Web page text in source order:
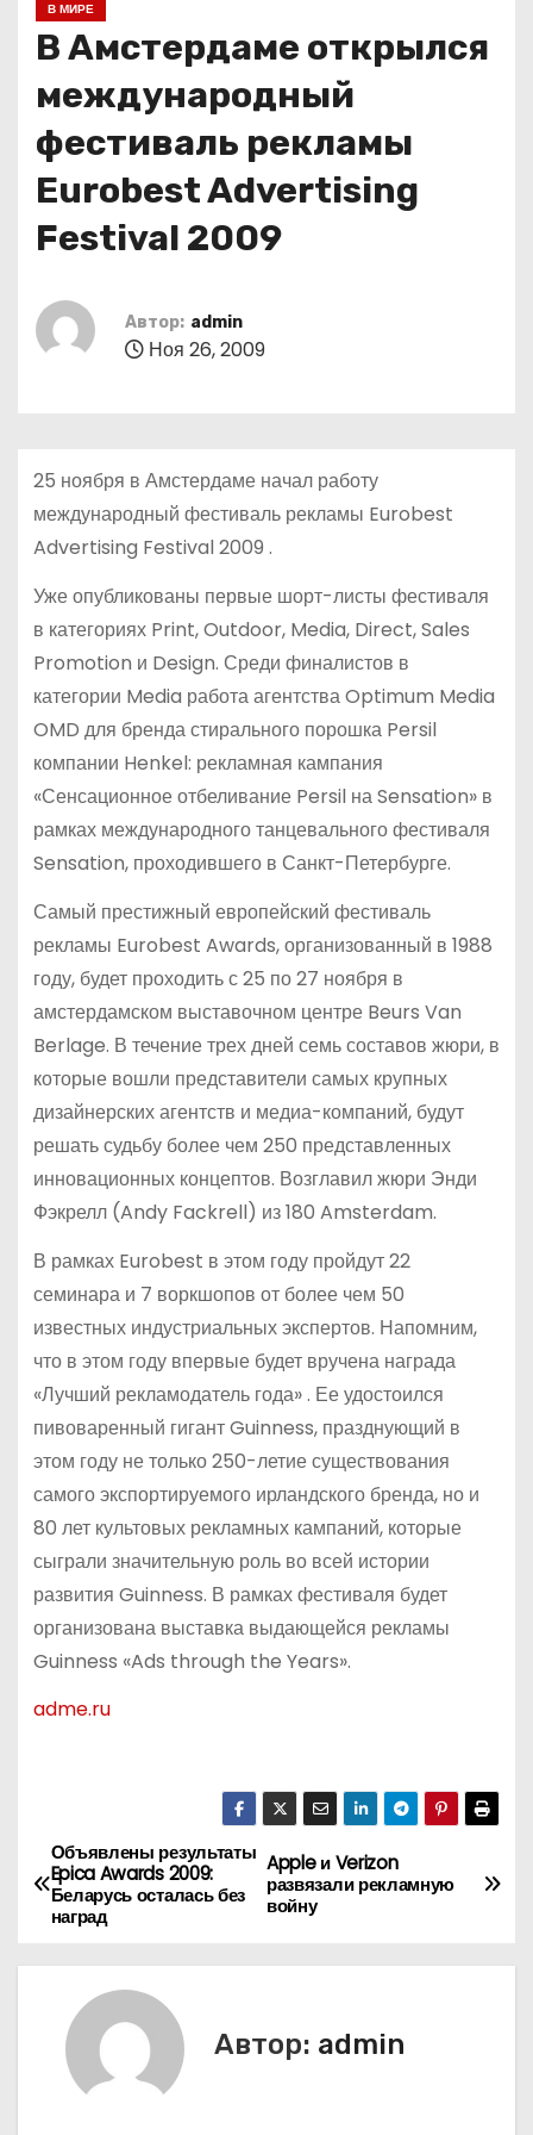
В МИРЕ
В Амстердаме открылся
международный
фестиваль рекламы
Eurobest Advertising
Festival 2009
Автор: admin
Ноя 26, 2009
25 ноября в Амстердаме начал работу
международный фестиваль рекламы Eurobest
Advertising Festival 2009 .
Уже опубликованы первые шорт-листы фестиваля
в категориях Print, Outdoor, Media, Direct, Sales
Promotion и Design. Среди финалистов в
категории Media работа агентства Optimum Media
OMD для бренда стирального порошка Persil
компании Henkel: рекламная кампания
«Сенсационное отбеливание Persil на Sensation» в
рамках международного танцевального фестиваля
Sensation, проходившего в Санкт-Петербурге.
Самый престижный европейский фестиваль
рекламы Eurobest Awards, организованный в 1988
году, будет проходить с 25 по 27 ноября в
амстердамском выставочном центре Beurs Van
Berlage. В течение трех дней семь составов жюри, в
которые вошли представители самых крупных
дизайнерских агентств и медиа-компаний, будут
решать судьбу более чем 250 представленных
инновационных концептов. Возглавил жюри Энди
Фэкрелл (Andy Fackrell) из 180 Amsterdam.
В рамках Eurobest в этом году пройдут 22
семинара и 7 воркшопов от более чем 50
известных индустриальных экспертов. Напомним,
что в этом году впервые будет вручена награда
«Лучший рекламодатель года» . Ее удостоился
пивоваренный гигант Guinness, празднующий в
этом году не только 250-летие существования
самого экспортируемого ирландского бренда, но и
80 лет культовых рекламных кампаний, которые
сыграли значительную роль во всей истории
развития Guinness. В рамках фестиваля будет
организована выставка выдающейся рекламы
Guinness «Ads through the Years».
adme.ru
Н
а
в
Apple и Verizon
развязали рекламную
войну
Объявлены результаты
Epica Awards 2009:
Беларусь осталась без
наград
Автор: admin